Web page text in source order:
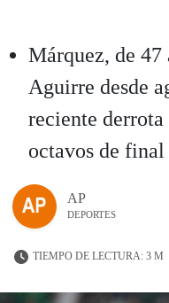
Márquez, de 47
Aguirre desde
reciente
octavos de
AP
DEPORTES
TIEMPO DE LECTURA: 3 M